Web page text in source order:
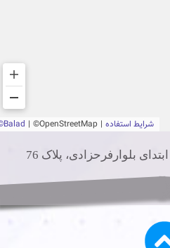
بلوارفرحزادی، پلاک 76